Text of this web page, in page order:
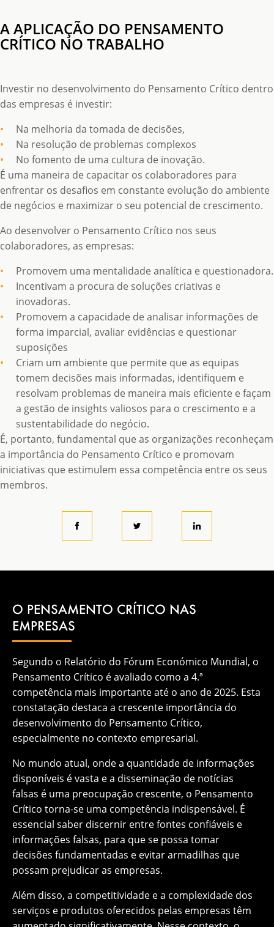
A APLICAÇÃO DO PENSAMENTO
CRÍTICO NO TRABALHO
Investir no desenvolvimento do Pensamento Crítico dentro
das empresas é investir:
Na melhoria da tomada de decisões,
Na resolução de problemas complexos
No fomento de uma cultura de inovação.
É uma maneira de capacitar os colaboradores para
enfrentar os desafios em constante evolução do ambiente
de negócios e maximizar o seu potencial de crescimento.
Ao desenvolver o Pensamento Crítico nos seus
colaboradores, as empresas:
Promovem uma mentalidade analítica e questionadora.
Incentivam a procura de soluções criativas e
inovadoras.
Promovem a capacidade de analisar informações de
forma imparcial, avaliar evidências e questionar
suposições
Criam um ambiente que permite que as equipas
tomem decisões mais informadas, identifiquem e
resolvam problemas de maneira mais eficiente e façam
a gestão de insights valiosos para o crescimento e a
sustentabilidade do negócio.
É, portanto, fundamental que as organizações reconheçam
a importância do Pensamento Crítico e promovam
iniciativas que estimulem essa competência entre os seus
membros.
O PENSAMENTO CRÍTICO NAS
EMPRESAS
Segundo o Relatório do Fórum Económico Mundial, o
Pensamento Crítico é avaliado como a 4.ª
competência mais importante até o ano de 2025. Esta
constatação destaca a crescente importância do
desenvolvimento do Pensamento Crítico,
especialmente no contexto empresarial.
No mundo atual, onde a quantidade de informações
disponíveis é vasta e a disseminação de notícias
falsas é uma preocupação crescente, o Pensamento
Crítico torna-se uma competência indispensável. É
essencial saber discernir entre fontes confiáveis e
informações falsas, para que se possa tomar
decisões fundamentadas e evitar armadilhas que
possam prejudicar as empresas.
Além disso, a competitividade e a complexidade dos
serviços e produtos oferecidos pelas empresas têm